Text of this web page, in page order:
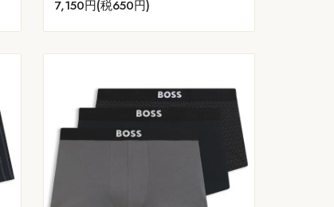
7,150円(税650円)